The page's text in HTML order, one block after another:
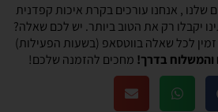
, אנחנו עורכים בקרת איכות קפדנית
יקבלו רק את הטוב ביותר. יש לכם שאלה?
זמין לכל שאלה בווטסאפ (בשעות הפעילות)
והמשלוח בדרך! מחכים להזמנה שלכם!